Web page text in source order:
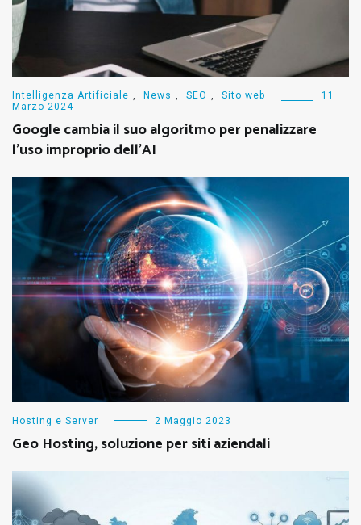
Intelligenza Artificiale , News , SEO , Sito web
11
Marzo 2024
Google cambia il suo algoritmo per penalizzare
l’uso improprio dell’AI
Hosting e Server 2 Maggio 2023
Geo Hosting, soluzione per siti aziendali